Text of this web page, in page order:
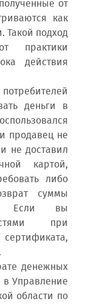
от
как
Такой подход
практики
действия
деньги в
продавец не
не доставил
картой,
либо
суммы
Если вы
при
денежных
Управление
области по